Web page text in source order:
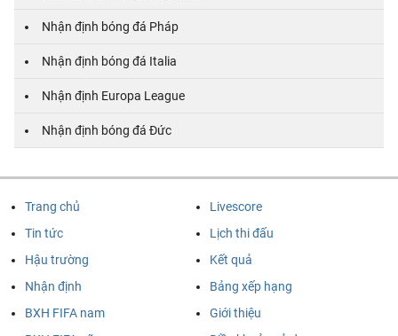
Nhận định bóng đá Pháp
Nhận định bóng đá Italia
Nhận định Europa League
Nhận định bóng đá Đức
Trang chủ
Tin tức
Hậu trường
Nhận định
Livescore
Lịch thi đấu
Kết quả
Bảng xếp hạng
BXH FIFA nam
Giới thiệu